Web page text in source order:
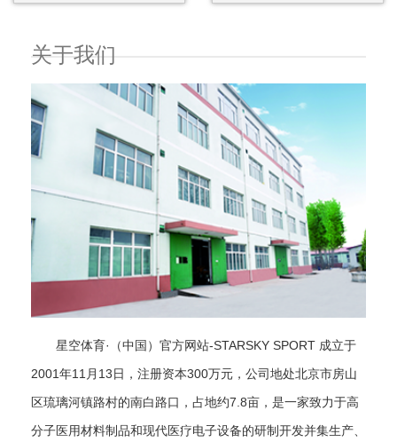
关于我们
星空体育·（中国）官方网站-STARSKY SPORT 成立于
2001年11月13日，注册资本300万元，公司地处北京市房山
区琉璃河镇路村的南白路口，占地约7.8亩，是一家致力于高
分子医用材料制品和现代医疗电子设备的研制开发并集生产、